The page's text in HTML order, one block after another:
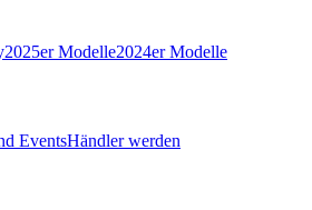
2025er Modelle2024er Modelle
EventsHändler werden